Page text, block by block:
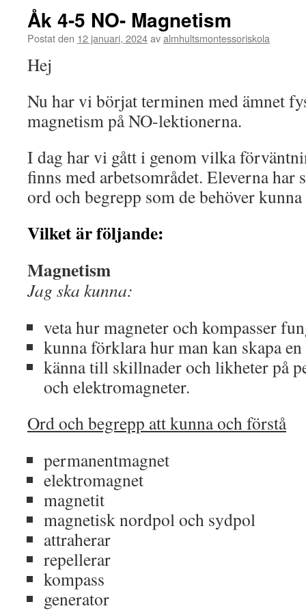
Åk 4-5 NO- Magnetism
Postat den 12 januari, 2024avalmhultsmontessoriskola
Hej
Nu har vi börjat terminen med ämnet
magnetism på NO-lektionerna.
I dag har vi gått i genom vilka
finns med arbetsområdet. Eleverna har
ord och begrepp som de behöver
Vilket är följande:
Magnetism
Jag ska kunna:
veta hur magneter och kompasser
kunna förklara hur man kan skapa
känna till skillnader och likheter på
och elektromagneter.
Ord och begrepp att kunna och förstå
permanentmagnet
elektromagnet
magnetit
magnetisk nordpol och sydpol
attraherar
repellerar
kompass
generator